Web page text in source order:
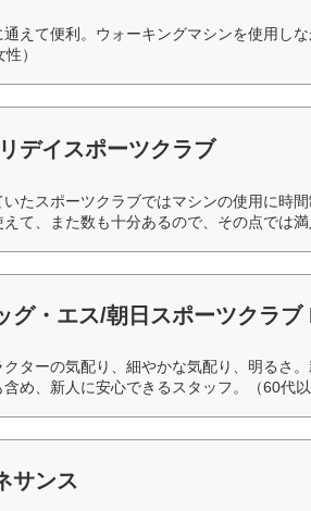
えて便利。ウォーキングマシンを使用し
）
デイスポーツクラブ
いたスポーツクラブではマシンの使用に時
て、また数も十分あるので、その点では
グ・エス/朝日スポーツクラブ
クターの気配り、細やかな気配り、明るさ
め、新人に安心できるスタッフ。（60代以
サンス